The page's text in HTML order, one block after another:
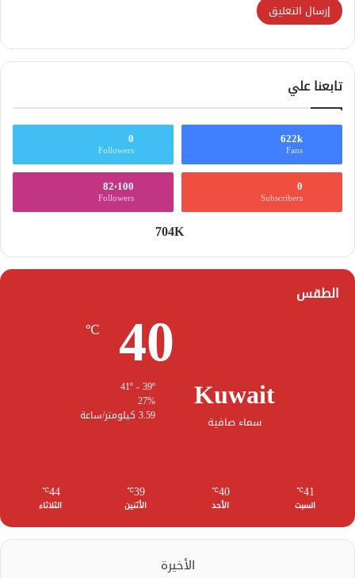
تابعنا علي
622k
Fans
0
Followers
0
Subscribers
82٬100
Followers
704K
الطقس
Kuwait
سماء صافية
40
℃
27%
3.59 كيلومتر/ساعة
41
℃
السبت
40
℃
الأحد
39
℃
الأثنين
44
℃
الثلاثاء
الأخيرة